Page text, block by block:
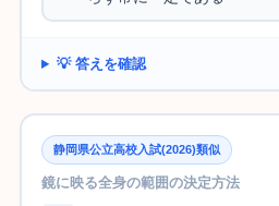
💡 答えを確認
静岡県公立高校入試(2026)類似
鏡に映る全身の範囲の決定方法